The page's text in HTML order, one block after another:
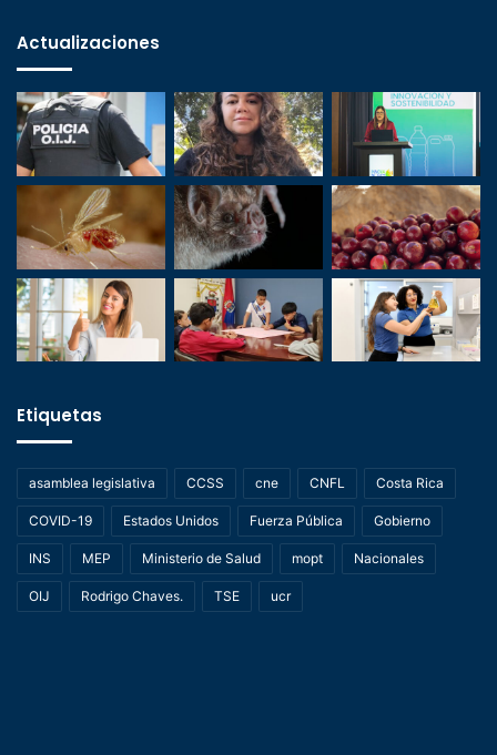
Actualizaciones
Etiquetas
asamblea legislativa CCSS cne CNFL Costa Rica
COVID-19 Estados Unidos Fuerza Pública Gobierno
INS MEP Ministerio de Salud mopt Nacionales
OIJ Rodrigo Chaves. TSE ucr